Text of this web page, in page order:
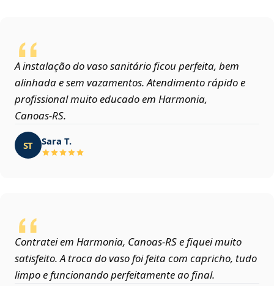
A instalação do vaso sanitário ficou perfeita, bem
alinhada e sem vazamentos. Atendimento rápido e
profissional muito educado em Harmonia,
Canoas‑RS.
ST Sara T.
Contratei em Harmonia, Canoas‑RS e fiquei muito
satisfeito. A troca do vaso foi feita com capricho, tudo
limpo e funcionando perfeitamente ao final.